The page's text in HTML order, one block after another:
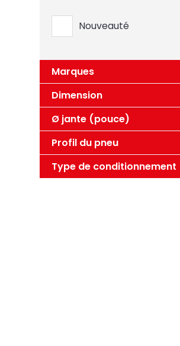
Nouveauté
Marques
Dimension
Ø jante (pouce)
Profil du pneu
Type de conditionnement